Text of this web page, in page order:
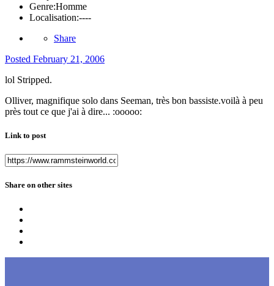
Genre:Homme
Localisation:----
Share
Posted February 21, 2006
lol Stripped.
Olliver, magnifique solo dans Seeman, très bon bassiste.voilà à peu
près tout ce que j'ai à dire... :ooooo:
Link to post
Share on other sites